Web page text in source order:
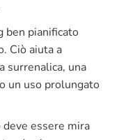
ben pianificato
Ciò aiuta a
surrenalica, una
un uso prolungato
essere mira